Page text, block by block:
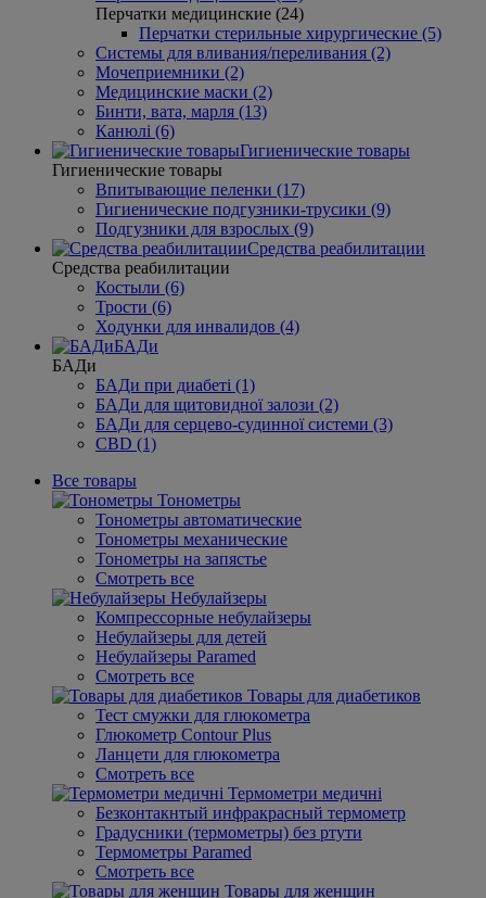
Перчатки медицинские (24)
Перчатки стерильные хирургические (5)
Системы для вливания/переливания (2)
Мочеприемники (2)
Медицинские маски (2)
Бинти, вата, марля (13)
Канюлі (6)
Гигиенические товары
Гигиенические товары
Впитывающие пеленки (17)
Гигиенические подгузники-трусики (9)
Подгузники для взрослых (9)
Средства реабилитации
Средства реабилитации
Костыли (6)
Трости (6)
Ходунки для инвалидов (4)
БАДи
БАДи
БАДи при диабеті (1)
БАДи для щитовидної залози (2)
БАДи для серцево-судинної системи (3)
CBD (1)
Все товары
Тонометры
Тонометры автоматические
Тонометры механические
Тонометры на запястье
Смотреть все
Небулайзеры
Компрессорные небулайзеры
Небулайзеры для детей
Небулайзеры Paramed
Смотреть все
Товары для диабетиков
Тест смужки для глюкометра
Глюкометр Contour Plus
Ланцети для глюкометра
Смотреть все
Термометри медичні
Безконтакнтый инфракрасный термометр
Градусники (термометры) без ртути
Термометры Paramed
Смотреть все
Товары для женщин